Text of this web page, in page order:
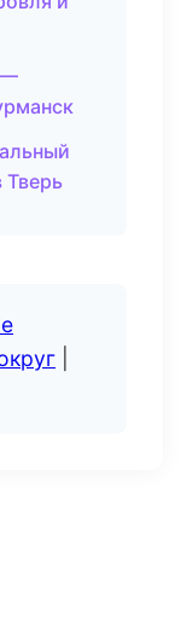
—
Тверь